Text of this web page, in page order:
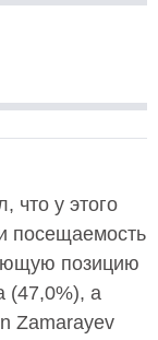
что у этого
посещаемость
позицию
(47,0%), а
Zamarayev